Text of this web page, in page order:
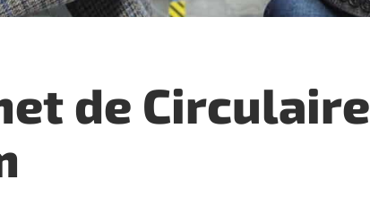
de ­Circulaire